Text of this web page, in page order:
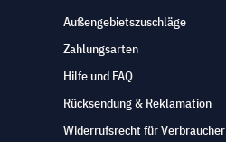
Außengebietszuschläge
Zahlungsarten
Hilfe und FAQ
Rücksendung & Reklamation
Widerrufsrecht für Verbraucher